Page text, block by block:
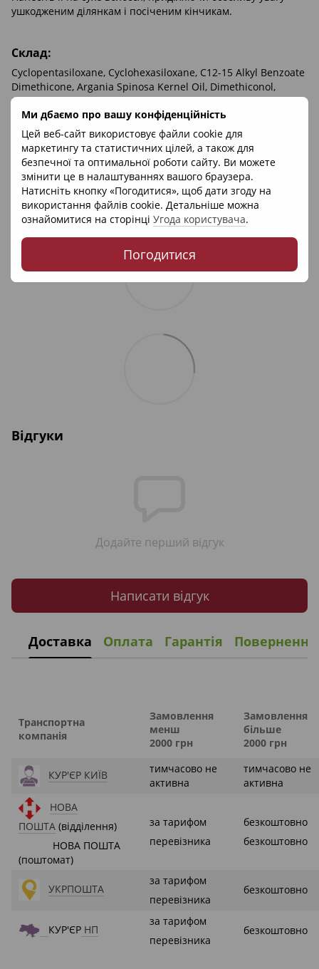
Ми дбаємо про вашу конфіденційність
Цей веб-сайт використовує файли cookie для
маркетингу та статистичних цілей, а також для
безпечної та оптимальної роботи сайту. Ви можете
змінити це в налаштуваннях вашого браузера.
Натисніть кнопку «Погодитися», щоб дати згоду на
використання файлів cookie. Детальніше можна
ознайомитися на сторінці Угода користувача.
Погодитися
ушкодженим ділянкам і посіченим кінчикам.
Склад:
Cyclopentasiloxane, Cyclohexasiloxane, C12-15 Alkyl Benzoate
Dimethicone, Argania Spinosa Kernel Oil, Dimethiconol,
Simmondsia Chinensis (Jojoba) Seed Oil Olea Europaea (Olive)
Fruit Oil, Fragrance.
Відгуки
Додайте перший відгук
Написати відгук
Доставка Оплата Гарантія Повернення
Транспортна
компанія
Замовлення
менш
2000 грн
Замовлення
більше
2000 грн
КУР'ЄР КИЇВ
тимчасово не
активна
тимчасово не
активна
НОВА
ПОШТА (відділення)
НОВА ПОШТА
(поштомат)
за тарифом
перевізника
безкоштовно
безкоштовно
УКРПОШТА
за тарифом
перевізника
безкоштовно
КУР'ЄР НП
за тарифом
перевізника
безкоштовно